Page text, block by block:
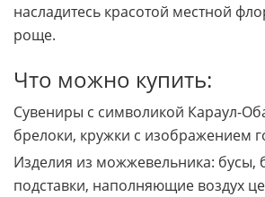
насладитесь красотой местной
роще.
Что можно купить:
Сувениры с символикой Караул-
брелоки, кружки с изображением
Изделия из можжевельника: бусы,
подставки, наполняющие воздух